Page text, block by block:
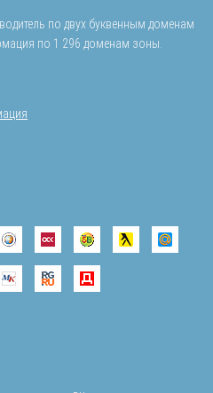
по двух буквенным доменам
по 1 296 доменам зоны.